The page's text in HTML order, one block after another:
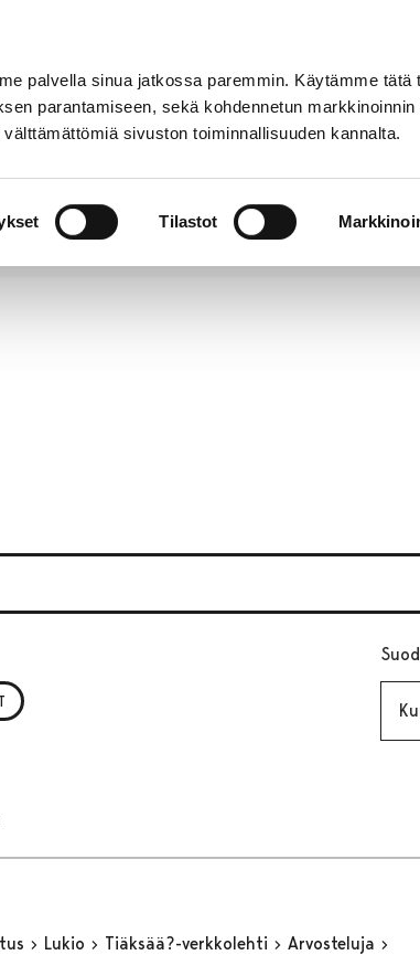
palvella sinua jatkossa paremmin. Käytämme tätä
parantamiseen, sekä kohdennetun markkinoinnin
sivuston toiminnallisuuden kannalta.
Tilastot
Lukio Tiäksää?-verkkolehti
Arvosteluja